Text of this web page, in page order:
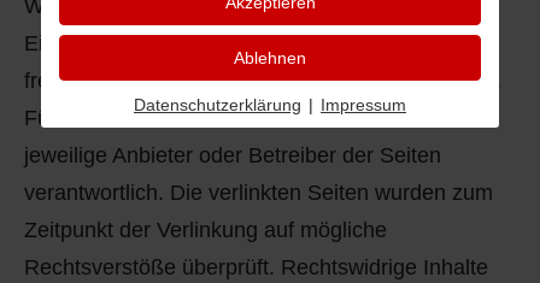
Webseiten Dritter, auf deren Inhalte wir keinen
Einfluss haben. Deshalb können wir für diese
fremden Inhalte auch keine Gewähr übernehmen.
Für die Inhalte der verlinkten Seiten ist stets der
jeweilige Anbieter oder Betreiber der Seiten
verantwortlich. Die verlinkten Seiten wurden zum
Zeitpunkt der Verlinkung auf mögliche
Rechtsverstöße überprüft. Rechtswidrige Inhalte
Ablehnen
Datenschutzerklärung | Impressum